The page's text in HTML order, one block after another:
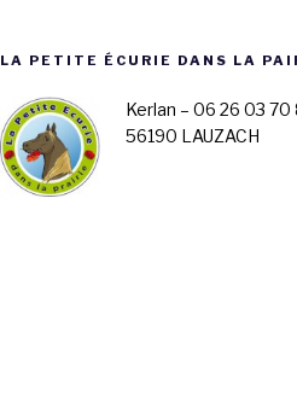
LA PETITE ÉCURIE DANS LA
Kerlan – 06 26 03
56190 LAUZACH